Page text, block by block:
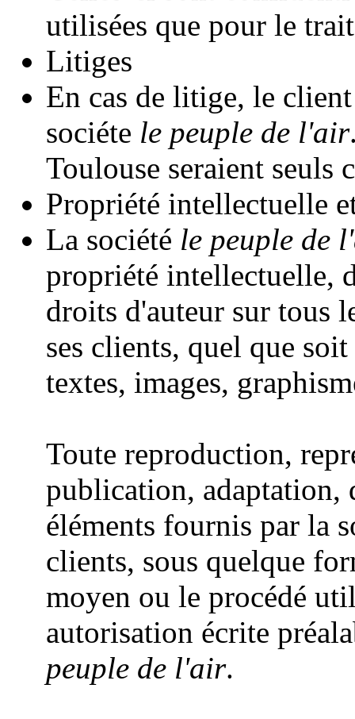
utilisées que pour le
Litiges
En cas de litige, le
sociéte le peuple de l'air
Toulouse seraient seuls
Propriété intellectuelle
La société le peuple de
propriété intellectuelle,
droits d'auteur sur tous
ses clients, quel que
textes, images,
Toute reproduction,
publication, adaptation,
éléments fournis par la
clients, sous quelque
moyen ou le procédé
autorisation écrite
peuple de l'air.